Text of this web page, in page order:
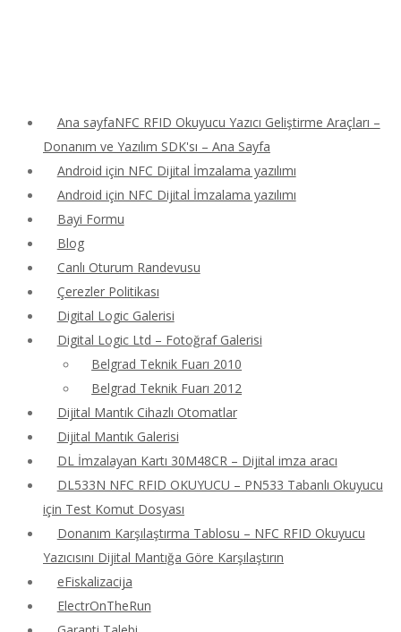
Ana sayfaNFC RFID Okuyucu Yazıcı Geliştirme Araçları –
Donanım ve Yazılım SDK'sı – Ana Sayfa
Android için NFC Dijital İmzalama yazılımı
Android için NFC Dijital İmzalama yazılımı
Bayi Formu
Blog
Canlı Oturum Randevusu
Çerezler Politikası
Digital Logic Galerisi
Digital Logic Ltd – Fotoğraf Galerisi
Belgrad Teknik Fuarı 2010
Belgrad Teknik Fuarı 2012
Dijital Mantık Cihazlı Otomatlar
Dijital Mantık Galerisi
DL İmzalayan Kartı 30M48CR – Dijital imza aracı
DL533N NFC RFID OKUYUCU – PN533 Tabanlı Okuyucu
için Test Komut Dosyası
Donanım Karşılaştırma Tablosu – NFC RFID Okuyucu
Yazıcısını Dijital Mantığa Göre Karşılaştırın
eFiskalizacija
ElectrOnTheRun